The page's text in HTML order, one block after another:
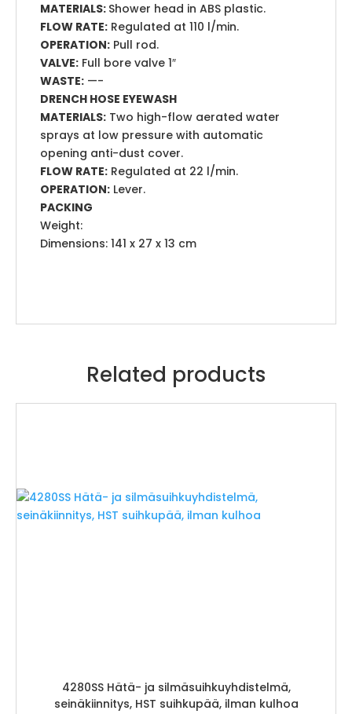
MATERIALS: Shower head in ABS plastic.
FLOW RATE: Regulated at 110 l/min.
OPERATION: Pull rod.
VALVE: Full bore valve 1″
WASTE: —-
DRENCH HOSE EYEWASH
MATERIALS: Two high-flow aerated water
sprays at low pressure with automatic
opening anti-dust cover.
FLOW RATE: Regulated at 22 l/min.
OPERATION: Lever.
PACKING
Weight:
Dimensions: 141 x 27 x 13 cm
Related products
4280SS Hätä- ja silmäsuihkuyhdistelmä,
seinäkiinnitys, HST suihkupää, ilman kulhoa